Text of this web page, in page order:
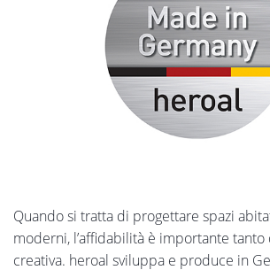
Quando si tratta di progettare spazi
moderni, l’affidabilità è importante
creativa. heroal sviluppa e produce in